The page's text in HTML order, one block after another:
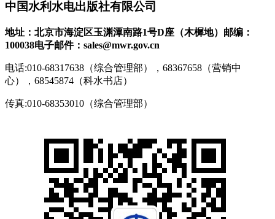
中国水利水电出版社有限公司
地址：北京市海淀区玉渊潭南路1号D座（木樨地） 邮编：
100038电子邮件：sales@mwr.gov.cn
电话:010-68317638（综合管理部），68367658（营销中
心），68545874（科水书店）
传真:010-68353010（综合管理部）